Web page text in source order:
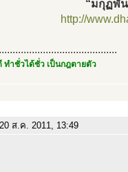
“มกุฏพัน
http://
ทำชั่วได้ชั่ว เป็นกฎตายตัว
20 ส.ค. 2011, 13:49